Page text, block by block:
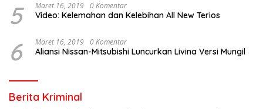
5 Maret 16, 2019 0 Komentar
Video: Kelemahan dan Kelebihan All New Terios
6 Maret 16, 2019 0 Komentar
Aliansi Nissan-Mitsubishi Luncurkan Livina Versi Mungil
Berita Kriminal